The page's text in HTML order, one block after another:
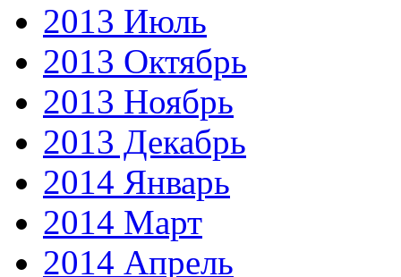
2013 Июль
2013 Октябрь
2013 Ноябрь
2013 Декабрь
2014 Январь
2014 Март
2014 Апрель